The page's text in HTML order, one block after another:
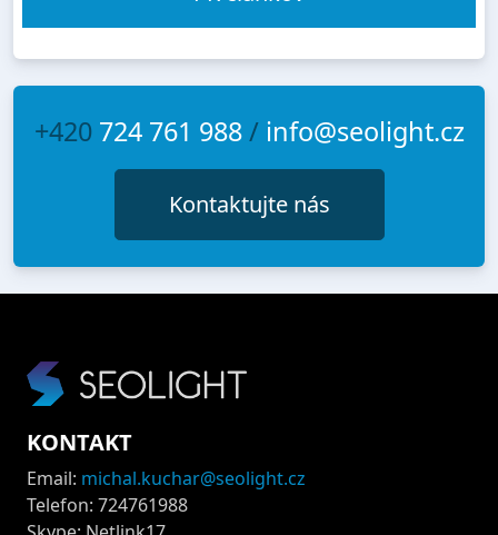
+420 724 761 988/ info@seolight.cz
Kontaktujte nás
KONTAKT
Email: michal.kuchar@seolight.cz
Telefon: 724761988